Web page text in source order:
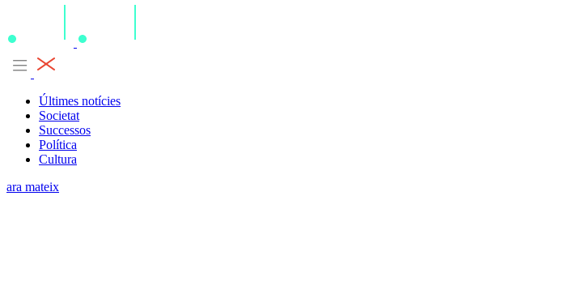
Últimes notícies
Societat
Successos
Política
Cultura
ara mateix